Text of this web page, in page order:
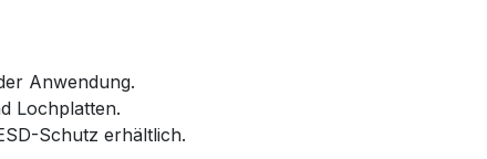
Anwendung.
Lochplatten.
Schutz erhältlich.